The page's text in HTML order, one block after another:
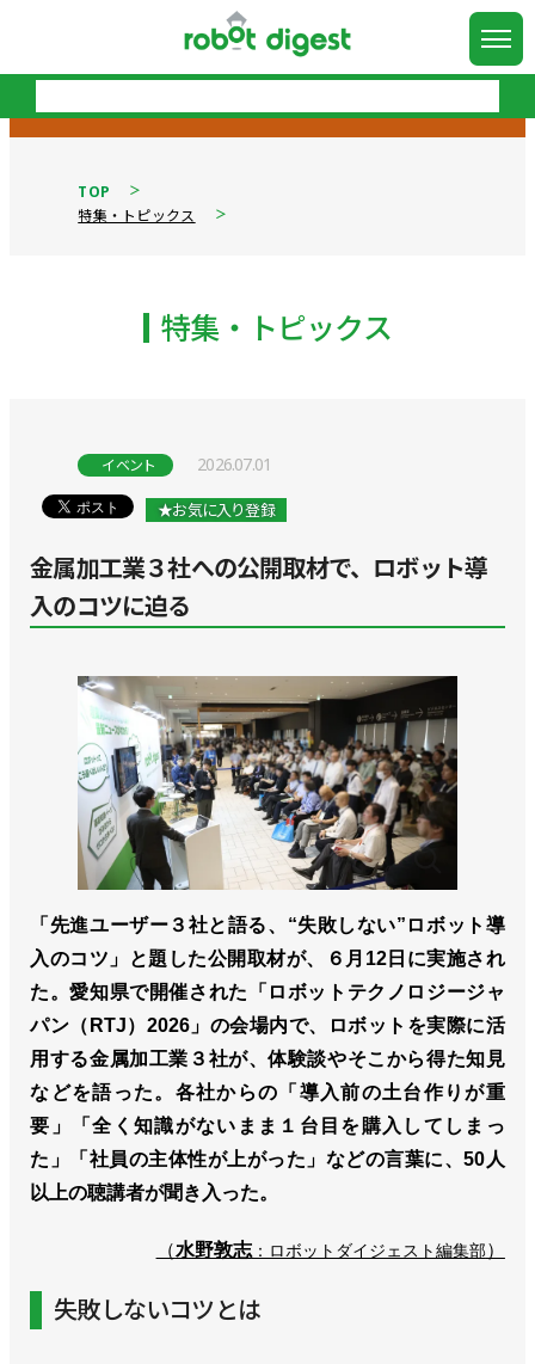
TOP
特集・トピックス
特集・トピックス
イベント 2026.07.01
★お気に入り登録
金属加工業３社への公開取材で、ロボット導
入のコツに迫る
「先進ユーザー３社と語る、“失敗しない”ロボット導
入のコツ」と題した公開取材が、６月12日に実施され
た。愛知県で開催された「ロボットテクノロジージャ
パン（RTJ）2026」の会場内で、ロボットを実際に活
用する金属加工業３社が、体験談やそこから得た知見
などを語った。各社からの「導入前の土台作りが重
要」「全く知識がないまま１台目を購入してしまっ
た」「社員の主体性が上がった」などの言葉に、50人
以上の聴講者が聞き入った。
（水野敦志：ロボットダイジェスト編集部）
失敗しないコツとは